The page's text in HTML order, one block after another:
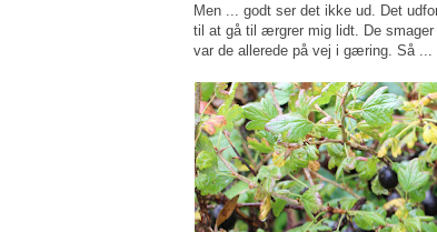
Men ... godt ser det ikke ud. Det
til at gå til ærgrer mig lidt. De smager
var de allerede på vej i gæring. Så